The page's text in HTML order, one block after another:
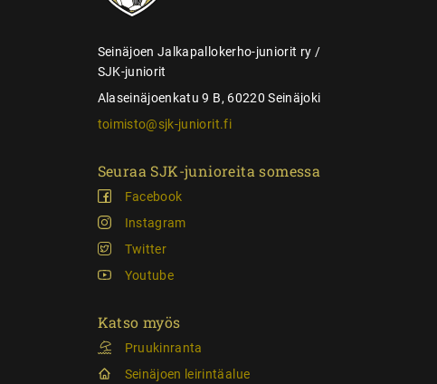
Seinäjoen Jalkapallokerho-juniorit ry /
SJK-juniorit
Alaseinäjoenkatu 9 B, 60220 Seinäjoki
toimisto@sjk-juniorit.fi
Seuraa SJK-junioreita somessa
Facebook
Instagram
Twitter
Youtube
Katso myös
Pruukinranta
Seinäjoen leirintäalue